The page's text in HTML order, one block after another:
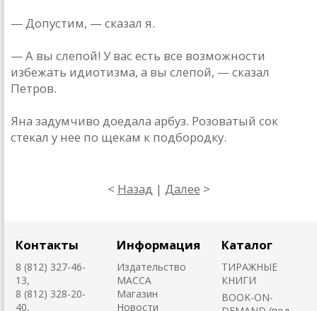
— Допустим, — сказал я.
— А вы слепой! У вас есть все возможности
избежать идиотизма, а вы слепой, — сказал
Петров.
Яна задумчиво доедала арбуз. Розоватый сок
стекал у нее по щекам к подбородку.
< Назад | Далее >
Контакты
8 (812) 327-46-
13,
8 (812) 328-20-
40,
Информация
Издательство
MACCA
Магазин
Новости
Каталог
ТИРАЖНЫЕ
КНИГИ
BOOK-ON-